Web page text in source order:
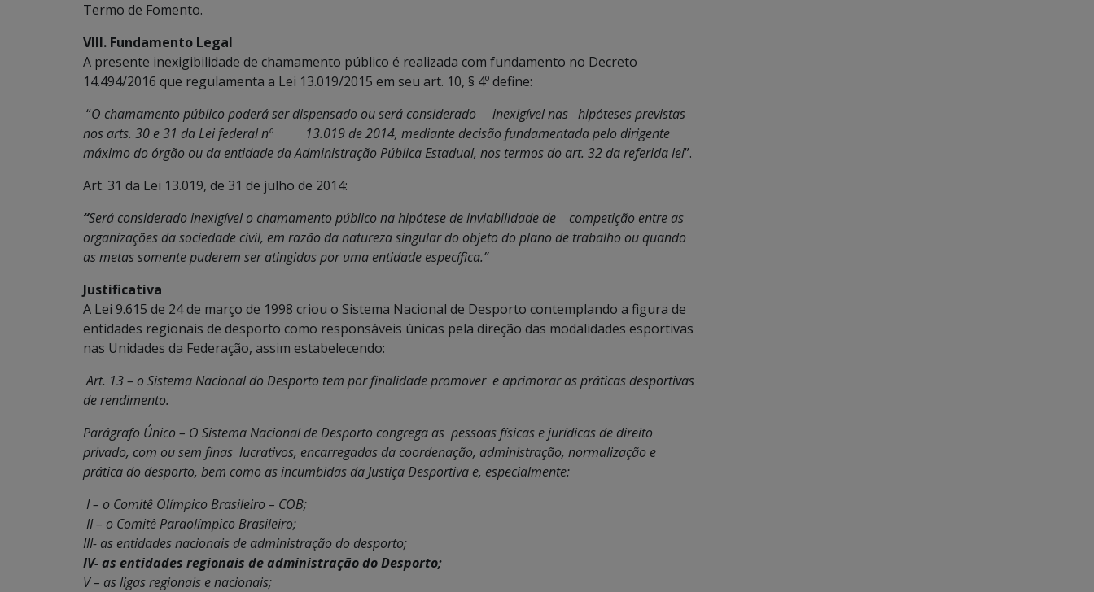
Termo de Fomento.
VIII. Fundamento Legal
A presente inexigibilidade de chamamento público é realizada com fundamento no Decreto
14.494/2016 que regulamenta a Lei 13.019/2015 em seu art. 10, § 4º define:
“O chamamento público poderá ser dispensado ou será considerado inexigível nas hipóteses previstas
nos arts. 30 e 31 da Lei federal nº 13.019 de 2014, mediante decisão fundamentada pelo dirigente
máximo do órgão ou da entidade da Administração Pública Estadual, nos termos do art. 32 da referida lei”.
Art. 31 da Lei 13.019, de 31 de julho de 2014:
“Será considerado inexigível o chamamento público na hipótese de inviabilidade de competição entre as
organizações da sociedade civil, em razão da natureza singular do objeto do plano de trabalho ou quando
as metas somente puderem ser atingidas por uma entidade específica.”
Justificativa
A Lei 9.615 de 24 de março de 1998 criou o Sistema Nacional de Desporto contemplando a figura de
entidades regionais de desporto como responsáveis únicas pela direção das modalidades esportivas
nas Unidades da Federação, assim estabelecendo:
Art. 13 – o Sistema Nacional do Desporto tem por finalidade promover e aprimorar as práticas desportivas
de rendimento.
Parágrafo Único – O Sistema Nacional de Desporto congrega as pessoas físicas e jurídicas de direito
privado, com ou sem finas lucrativos, encarregadas da coordenação, administração, normalização e
prática do desporto, bem como as incumbidas da Justiça Desportiva e, especialmente:
I – o Comitê Olímpico Brasileiro – COB;
II – o Comitê Paraolímpico Brasileiro;
III- as entidades nacionais de administração do desporto;
IV- as entidades regionais de administração do Desporto;
V – as ligas regionais e nacionais;